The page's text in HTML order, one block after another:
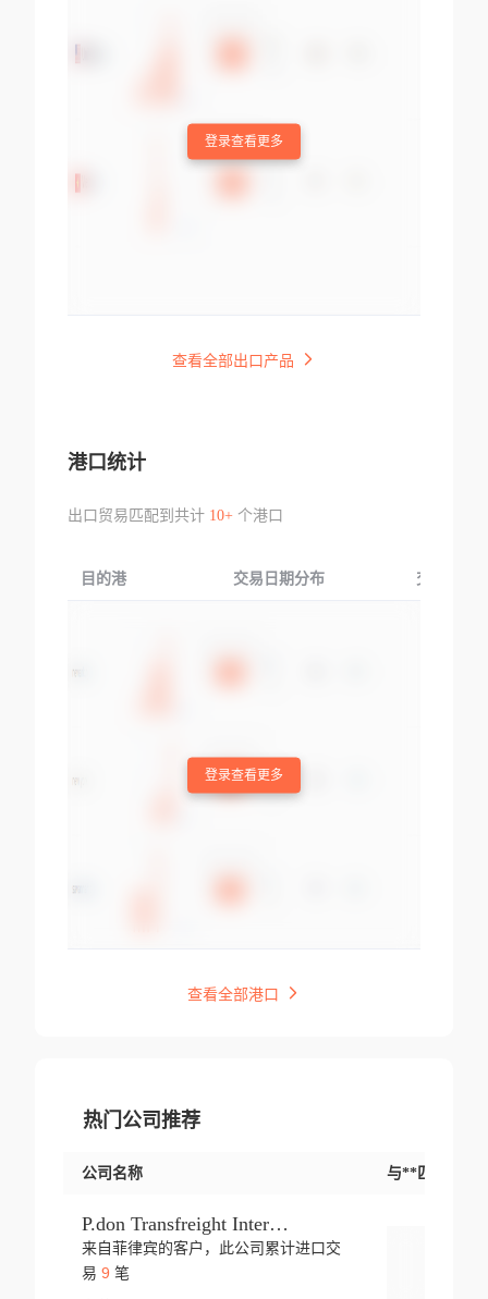
登录查看更多
查看全部出口产品
港口统计
出口贸易匹配到共计 10+个港口
目的港 交易日期分布 交易产品
登录查看更多
查看全部港口
热门公司推荐
公司名称 与**匹配交易
P.don Transfreight International
来自菲律宾的客户，此公司累计进口交
易 9 笔